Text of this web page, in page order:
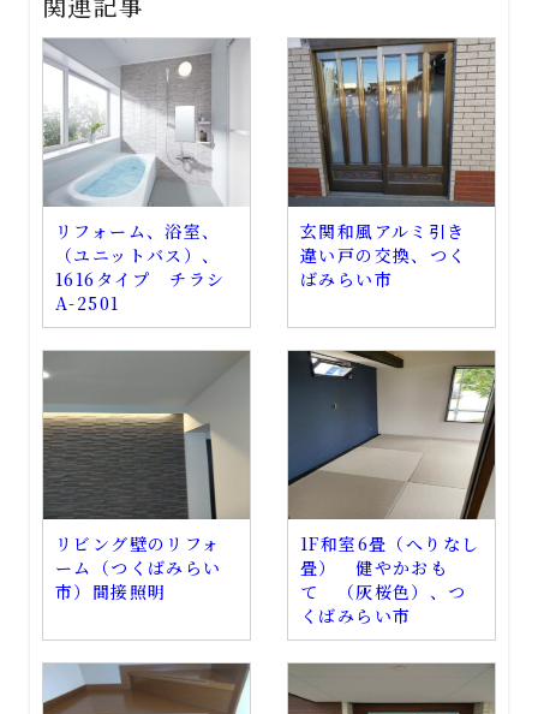
リフォーム、浴室、
（ユニットバス）、
1616タイプ チラシ
A-2501
玄関和風アルミ引き
違い戸の交換、つく
ばみらい市
リビング壁のリフォ
ーム（つくばみらい
市）間接照明
1F和室6畳（へりなし
畳） 健やかおも
て （灰桜色）、つ
くばみらい市